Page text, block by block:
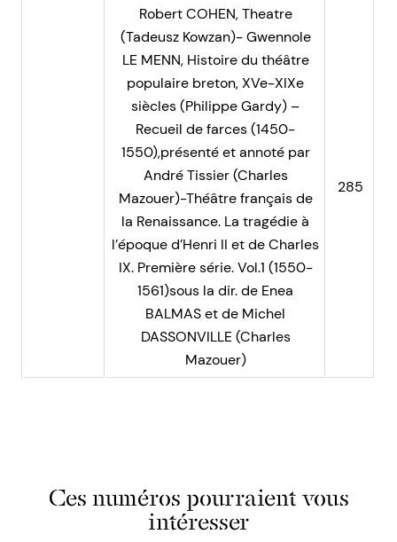
Robert COHEN, Theatre
(Tadeusz Kowzan)- Gwennole
LE MENN, Histoire du théâtre
populaire breton, XVe-XIXe
siècles (Philippe Gardy) –
Recueil de farces (1450-
1550),présenté et annoté par
André Tissier (Charles
Mazouer)-Théâtre français de
la Renaissance. La tragédie à
l’époque d’Henri II et de Charles
IX. Première série. Vol.1 (1550-
1561)sous la dir. de Enea
BALMAS et de Michel
DASSONVILLE (Charles
Mazouer)
285
Ces numéros pourraient vous
intéresser